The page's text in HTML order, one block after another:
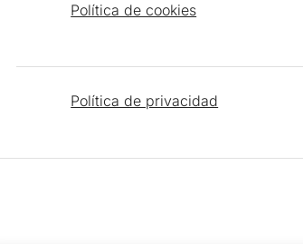
Política de cookies
Política de privacidad